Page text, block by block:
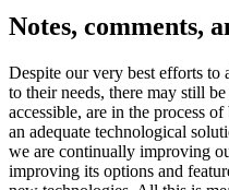
Notes, comments,
Despite our very best efforts
to their needs, there may still
accessible, are in the process
an adequate technological
we are continually improving
improving its options and